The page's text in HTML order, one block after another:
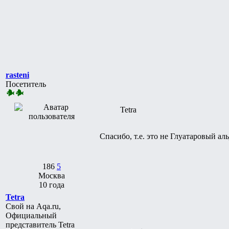
rasteni
Посетитель
186 5
Москва
10 года
Tetra
Спасибо, т.е. это не Глуатаровый
Tetra
Свой на Aqa.ru,
Официальный
представитель Tetra